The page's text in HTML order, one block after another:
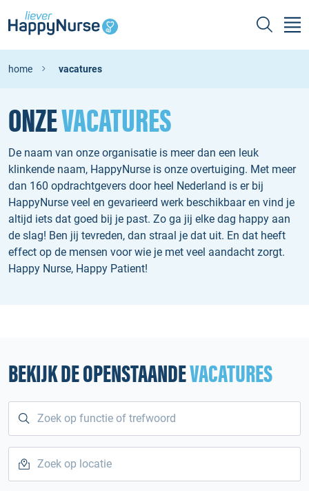
home vacatures
ONZEVACATURES
De naam van onze organisatie is meer dan een leuk
klinkende naam, HappyNurse is onze overtuiging. Met meer
dan 160 opdrachtgevers door heel Nederland is er bij
HappyNurse veel en gevarieerd werk beschikbaar en vind je
altijd iets dat goed bij je past. Zo ga jij elke dag happy aan
de slag! Ben jij tevreden, dan straal je dat uit. En dat heeft
effect op de mensen voor wie je met veel aandacht zorgt.
Happy Nurse, Happy Patient!
BEKIJK DE OPENSTAANDEVACATURES